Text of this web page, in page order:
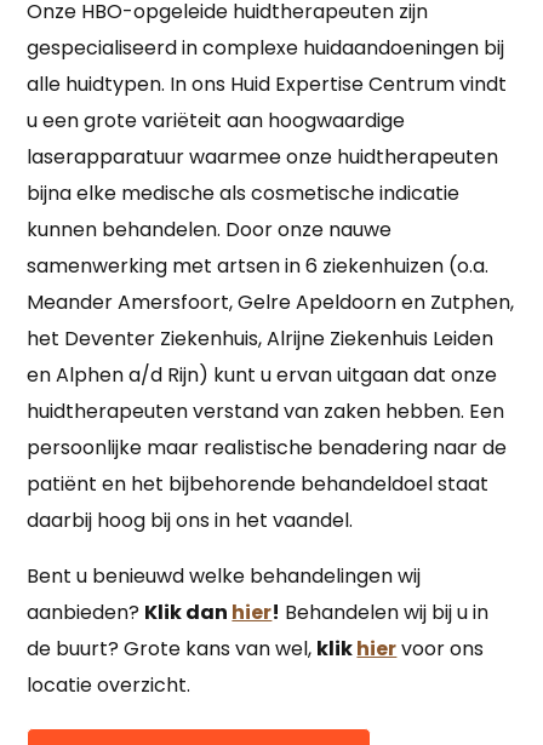
Onze HBO-opgeleide huidtherapeuten zijn
gespecialiseerd in complexe huidaandoeningen bij
alle huidtypen. In ons Huid Expertise Centrum vindt
u een grote variëteit aan hoogwaardige
laserapparatuur waarmee onze huidtherapeuten
bijna elke medische als cosmetische indicatie
kunnen behandelen. Door onze nauwe
samenwerking met artsen in 6 ziekenhuizen (o.a.
Meander Amersfoort, Gelre Apeldoorn en Zutphen,
het Deventer Ziekenhuis, Alrijne Ziekenhuis Leiden
en Alphen a/d Rijn) kunt u ervan uitgaan dat onze
huidtherapeuten verstand van zaken hebben. Een
persoonlijke maar realistische benadering naar de
patiënt en het bijbehorende behandeldoel staat
daarbij hoog bij ons in het vaandel.
Bent u benieuwd welke behandelingen wij
aanbieden? Klik dan hier! Behandelen wij bij u in
de buurt? Grote kans van wel, klikhiervoor ons
locatie overzicht.